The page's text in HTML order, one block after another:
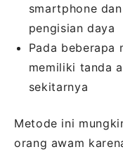
smartphone
pengisian daya
Pada beberapa
memiliki tanda
sekitarnya
Metode ini
orang awam